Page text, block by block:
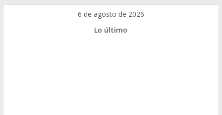
6 de agosto de 2026
Lo último